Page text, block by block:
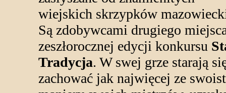
wiejskich skrzypków
Są zdobywcami drugiego
zeszłorocznej edycji konkursu
Tradycja. W swej grze starają
zachować jak najwięcej ze